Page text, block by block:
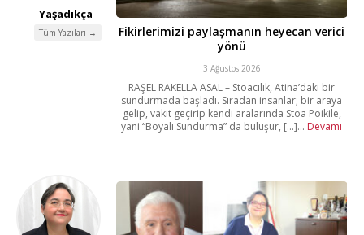
Yaşadıkça
Tüm Yazıları →
Fikirlerimizi paylaşmanın heyecan verici
yönü
3 Ağustos 2026
RAŞEL RAKELLA ASAL – Stoacılık, Atina’daki bir
sundurmada başladı. Sıradan insanlar; bir araya
gelip, vakit geçirip kendi aralarında Stoa Poikile,
yani “Boyalı Sundurma” da buluşur, [...]... Devamı